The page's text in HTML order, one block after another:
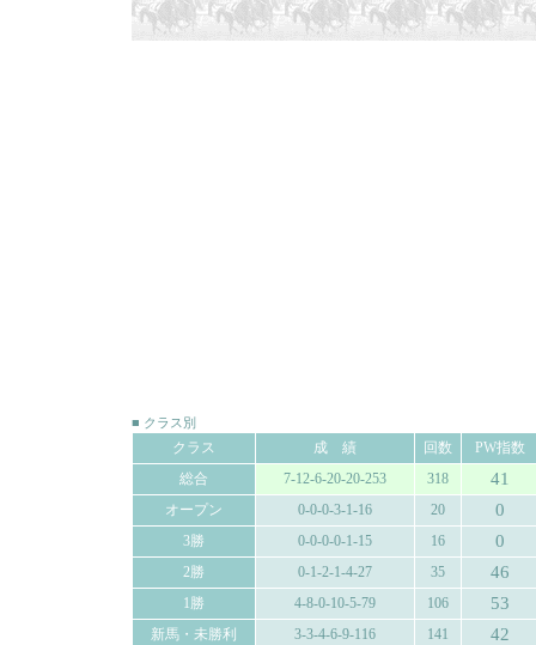
■ クラス別
クラス 成 績 回数
PW指数
総合
7-12-6-20-20-253 318 41
オープン 0-0-0-3-1-16 20 0
3勝 0-0-0-0-1-15 16 0
2勝 0-1-2-1-4-27 35 46
1勝 4-8-0-10-5-79 106 53
新馬・未勝利 3-3-4-6-9-116 141 42